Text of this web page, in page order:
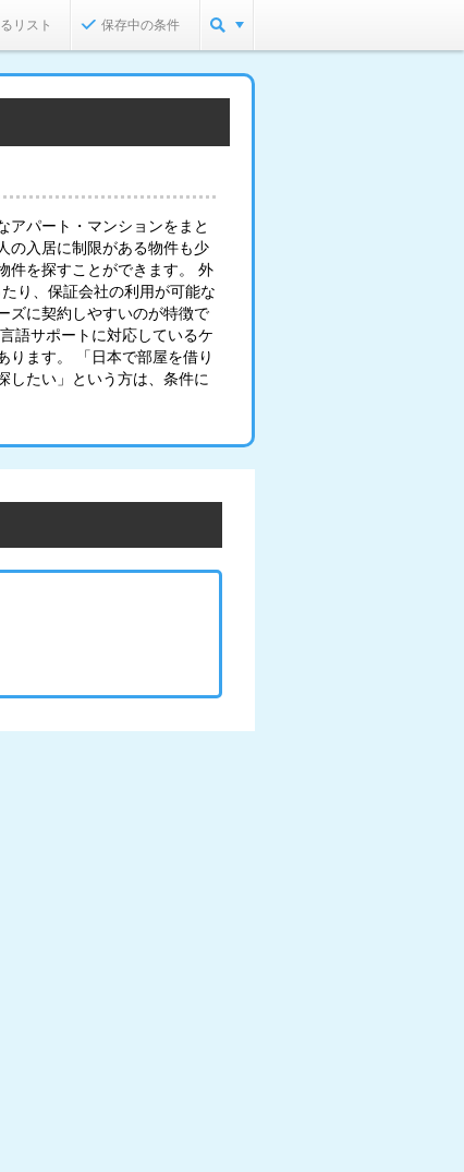
リスト 保存中の条件
アパート・マンションをまと
の入居に制限がある物件も少
件を探すことができます。 外
り、保証会社の利用が可能な
ズに契約しやすいのが特徴で
語サポートに対応しているケ
ります。 「日本で部屋を借り
したい」という方は、条件に